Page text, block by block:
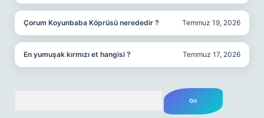
Çorum Koyunbaba Köprüsü nerededir ? Temmuz 19, 2026
En yumuşak kırmızı et hangisi ? Temmuz 17, 2026